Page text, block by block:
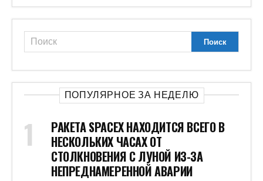
ПОПУЛЯРНОЕ ЗА НЕДЕЛЮ
РАКЕТА SPACEX НАХОДИТСЯ ВСЕГО В
НЕСКОЛЬКИХ ЧАСАХ ОТ
СТОЛКНОВЕНИЯ С ЛУНОЙ ИЗ-ЗА
НЕПРЕДНАМЕРЕННОЙ АВАРИИ